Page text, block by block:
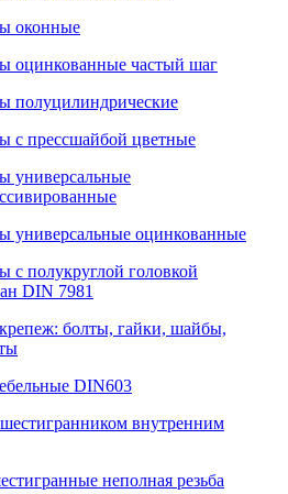
оконные
оцинкованные частый шаг
полуцилиндрические
с прессшайбой цветные
универсальные
универсальные оцинкованные
с полукруглой головкой
DIN 7981
болты, гайки, шайбы,
DIN603
внутренним
неполная резьба